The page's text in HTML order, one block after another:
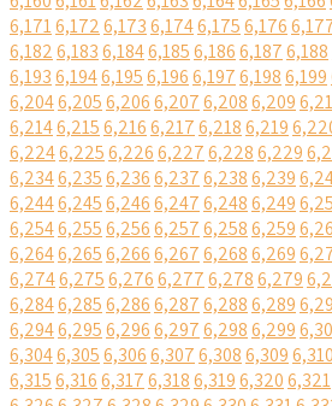
6,1716,1726,1736,1746,1756,176
6,1826,1836,1846,1856,1866,1876,188
6,1936,1946,1956,1966,1976,1986,199
6,2046,2056,2066,2076,2086,209
6,2146,2156,2166,2176,2186,219
6,2246,2256,2266,2276,2286,229
6,2346,2356,2366,2376,2386,239
6,2446,2456,2466,2476,2486,249
6,2546,2556,2566,2576,2586,259
6,2646,2656,2666,2676,2686,269
6,2746,2756,2766,2776,2786,279
6,2846,2856,2866,2876,2886,289
6,2946,2956,2966,2976,2986,299
6,3046,3056,3066,3076,3086,3096,310
6,3156,3166,3176,3186,3196,3206,321